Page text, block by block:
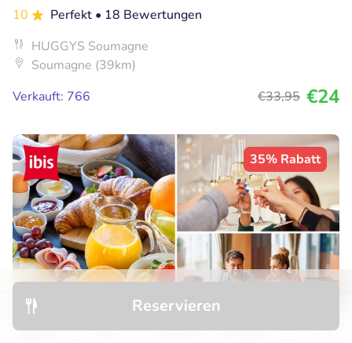
Reservieren
10
Perfekt • 18 Bewertungen
HUGGYS Soumagne
Soumagne (39km)
Verkauft: 766
€33,95 €24
35% Rabatt